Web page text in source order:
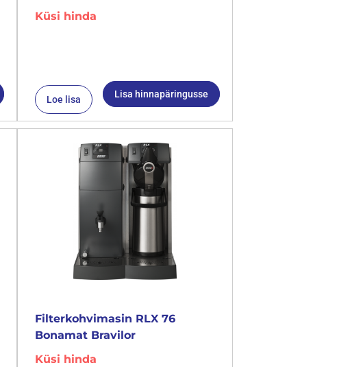
Küsi hinda
Loe lisa Lisa hinnapäringusse
Filterkohvimasin RLX 76
Bonamat Bravilor
Küsi hinda